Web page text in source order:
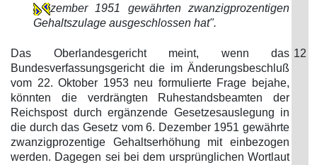
zember 1951 gewährten zwanzigprozentigen
Gehaltszulage ausgeschlossen hat".
Das Oberlandesgericht meint, wenn das
Bundesverfassungsgericht die im Änderungsbeschluß
vom 22. Oktober 1953 neu formulierte Frage bejahe,
könnten die verdrängten Ruhestandsbeamten der
Reichspost durch ergänzende Gesetzesauslegung in
die durch das Gesetz vom 6. Dezember 1951 gewährte
zwanzigprozentige Gehaltserhöhung mit einbezogen
werden. Dagegen sei bei dem ursprünglichen Wortlaut
12